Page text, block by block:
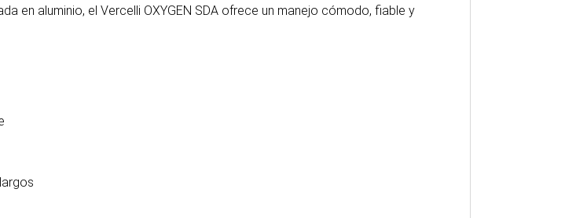
en aluminio, el Vercelli OXYGEN SDA ofrece un manejo cómodo, fiable y